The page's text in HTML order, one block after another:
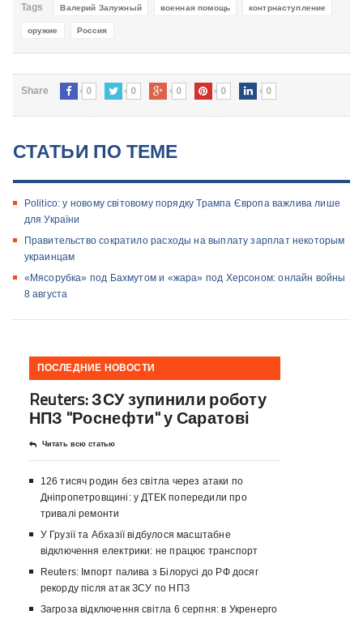
Tags Валерий Залужный военная помощь контрнаступление
оружие Россия
Share 0 0 0 0 0
СТАТЬИ ПО ТЕМЕ
Politico: у новому світовому порядку Трампа Європа важлива лише
для України
Правительство сократило расходы на выплату зарплат некоторым
украинцам
«Мясорубка» под Бахмутом и «жара» под Херсоном: онлайн войны
8 августа
ПОСЛЕДНИЕ НОВОСТИ
Reuters: ЗСУ зупинили роботу
НПЗ "Роснефти" у Саратові
Читать всю статью
126 тисяч родин без світла через атаки по
Дніпропетровщині: у ДТЕК попередили про
тривалі ремонти
У Грузії та Абхазії відбулося масштабне
відключення електрики: не працює транспорт
Reuters: Імпорт палива з Білорусі до РФ досяг
рекорду після атак ЗСУ по НПЗ
Загроза відключення світла 6 серпня: в Укренерго